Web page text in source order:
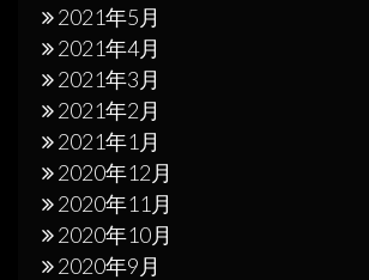
2021年5月
2021年4月
2021年3月
2021年2月
2021年1月
2020年12月
2020年11月
2020年10月
2020年9月